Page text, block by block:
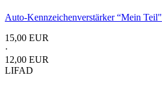
Auto-Kennzeichenverstärker “Mein Teil"
15,00 EUR
·
12,00 EUR
LIFAD